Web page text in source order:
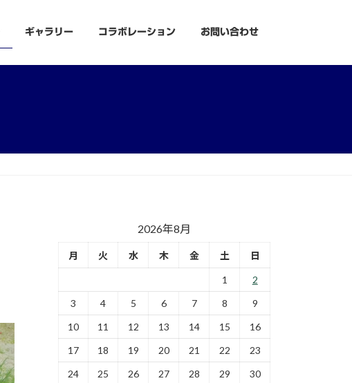
ギャラリー コラボレーション お問い合わせ
2026年8月
月 火 水 木 金 土 日
1
2
3
4 5 6 7 8
9
10
11 12 13 14 15
16
17
18 19 20 21 22
23
24
25 26 27 28 29
30